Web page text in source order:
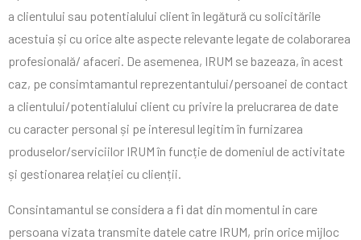
a clientului sau potentialului client în legătură cu solicitările
acestuia și cu orice alte aspecte relevante legate de colaborarea
profesională/ afaceri. De asemenea, IRUM se bazeaza, în acest
caz, pe consimtamantul reprezentantului/persoanei de contact
a clientului/potentialului client cu privire la prelucrarea de date
cu caracter personal și pe interesul legitim în furnizarea
produselor/serviciilor IRUM în funcție de domeniul de activitate
și gestionarea relației cu clienții.
Consintamantul se considera a fi dat din momentul in care
persoana vizata transmite datele catre IRUM, prin orice mijloc